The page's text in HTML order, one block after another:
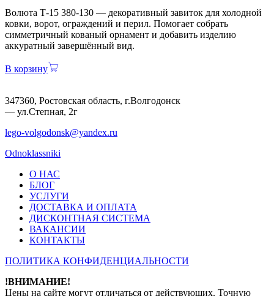
Волюта Т-15 380-130 — декоративный завиток для холодной
ковки, ворот, ограждений и перил. Помогает собрать
симметричный кованый орнамент и добавить изделию
аккуратный завершённый вид.
В корзину
347360, Ростовская область, г.Волгодонск
— ул.Степная, 2г
lego-volgodonsk@yandex.ru
Odnoklassniki
О НАС
БЛОГ
УСЛУГИ
ДОСТАВКА И ОПЛАТА
ДИСКОНТНАЯ СИСТЕМА
ВАКАНСИИ
КОНТАКТЫ
ПОЛИТИКА КОНФИДЕНЦИАЛЬНОСТИ
!ВНИМАНИЕ!
Цены на сайте могут отличаться от действующих. Точную